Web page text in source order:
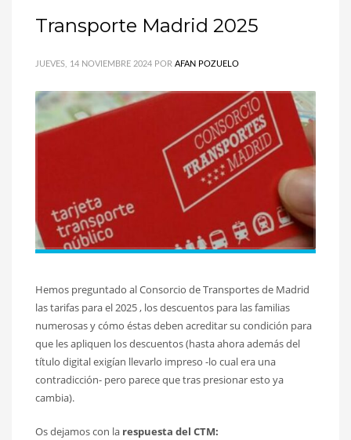
Transporte Madrid 2025
JUEVES, 14 NOVIEMBRE 2024 POR AFAN POZUELO
Hemos preguntado al Consorcio de Transportes de Madrid
las tarifas para el 2025 , los descuentos para las familias
numerosas y cómo éstas deben acreditar su condición para
que les apliquen los descuentos (hasta ahora además del
título digital exigían llevarlo impreso -lo cual era una
contradicción- pero parece que tras presionar esto ya
cambia).
Os dejamos con la respuesta del CTM: